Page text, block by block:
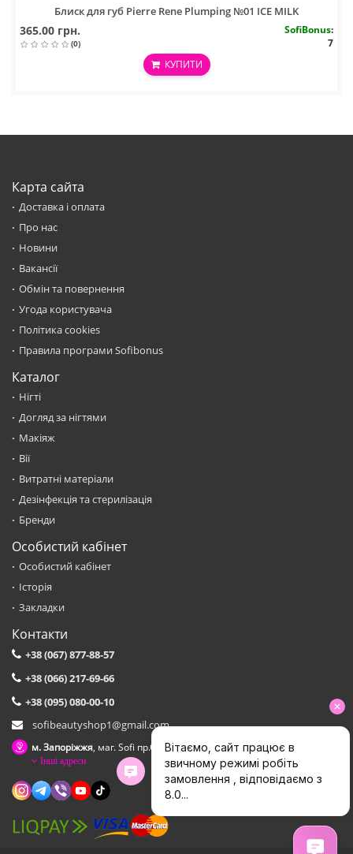
Блиск для губ Pierre Rene Plumping №01 ICE MILK
365.00 грн.
(0)
SofiBonus:
7
КУПИТИ
Карта сайта
Доставка і оплата
Про нас
Новини
Вакансії
Обмін та повернення
Угода користувача
Політика cookies
Правила програми Sofibonus
Каталог
Нігті
Догляд за нігтями
Макіяж
Вії
Витратні матеріали
Дезінфекція та стерилізація
Бренди
Особистий кабінет
Особистий кабінет
Історія
Закладки
Контакти
+38 (067) 877-88-57
+38 (066) 217-69-66
+38 (095) 080-00-10
sofibeautyshop1@gmail.com
м. Запоріжжя, маг. Sofi пр.Соборний,153 зуп. Сталеварiв
Інші адреси